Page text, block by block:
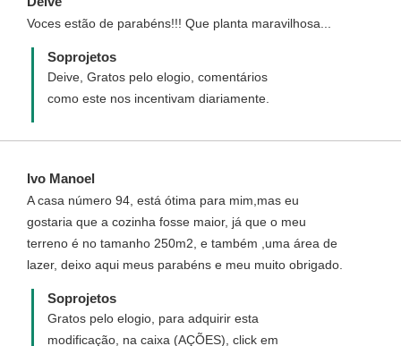
Voces estão de parabéns!!! Que planta maravilhosa...
Soprojetos
Deive, Gratos pelo elogio, comentários
como este nos incentivam diariamente.
Ivo Manoel
A casa número 94, está ótima para mim,mas eu
gostaria que a cozinha fosse maior, já que o meu
terreno é no tamanho 250m2, e também ,uma área de
lazer, deixo aqui meus parabéns e meu muito obrigado.
Soprojetos
Gratos pelo elogio, para adquirir esta
modificação, na caixa (AÇÕES), click em